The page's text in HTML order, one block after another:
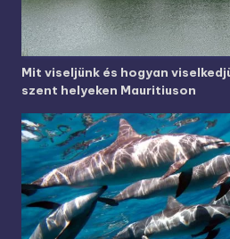
Mit viseljünk és hogyan
szent helyeken Mauritiuson